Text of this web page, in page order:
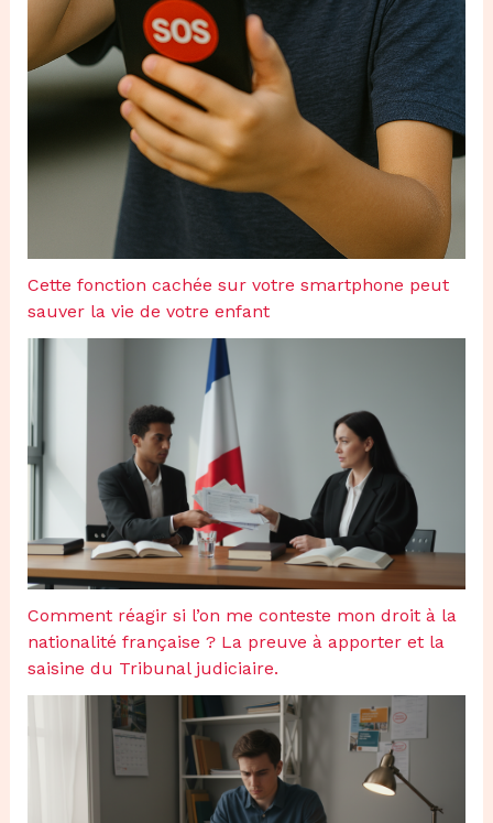
Cette fonction cachée sur votre smartphone peut
sauver la vie de votre enfant
Comment réagir si l’on me conteste mon droit à la
nationalité française ? La preuve à apporter et la
saisine du Tribunal judiciaire.